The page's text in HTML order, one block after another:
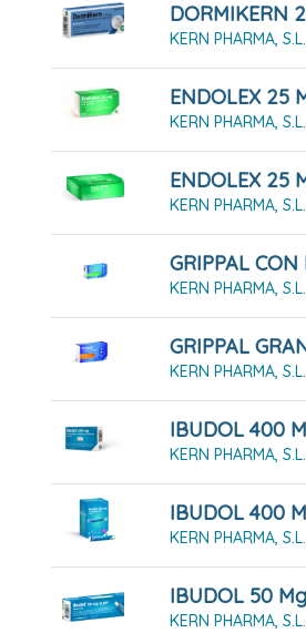
KERN PHARMA, S.L.
KERN PHARMA, S.L.
KERN PHARMA, S.L.
KERN PHARMA, S.L.
KERN PHARMA, S.L.
KERN PHARMA, S.L.
KERN PHARMA, S.L.
KERN PHARMA, S.L.